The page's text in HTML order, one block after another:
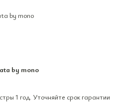
by mono
by mono
1 год. Уточняйте срок гарантии